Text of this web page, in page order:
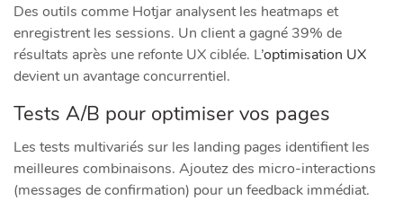
Des outils comme Hotjar analysent les heatmaps et
enregistrent les sessions. Un client a gagné 39% de
résultats après une refonte UX ciblée. L’optimisation UX
devient un avantage concurrentiel.
Tests A/B pour optimiser vos pages
Les tests multivariés sur les landing pages identifient les
meilleures combinaisons. Ajoutez des micro-interactions
(messages de confirmation) pour un feedback immédiat.